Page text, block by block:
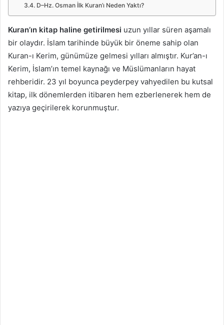
D–Hz. Osman İlk Kuran’ı Neden Yaktı?
Kuran’ın kitap haline getirilmesi uzun yıllar süren aşamalı
bir olaydır. İslam tarihinde büyük bir öneme sahip olan
Kuran-ı Kerim, günümüze gelmesi yılları almıştır. Kur’an-ı
Kerim, İslam’ın temel kaynağı ve Müslümanların hayat
rehberidir. 23 yıl boyunca peyderpey vahyedilen bu kutsal
kitap, ilk dönemlerden itibaren hem ezberlenerek hem de
yazıya geçirilerek korunmuştur.